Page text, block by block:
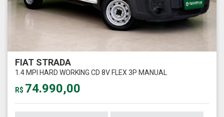
FIAT STRADA
1.4 MPI HARD WORKING CD 8V FLEX 3P MANUAL
R$ 74.990,00